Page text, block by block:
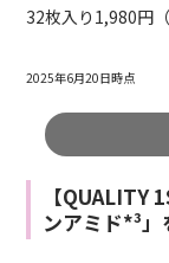
32枚入り1,980円
2025年6月20日時点
【QUALITY
ンアミド*³